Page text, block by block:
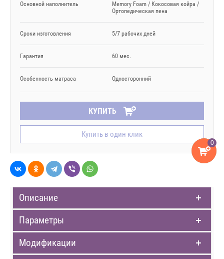
0
Основной наполнитель
Memory Foam / Кокосовая койра /
Ортопедическая пена
Сроки изготовления 5/7 рабочих дней
Гарантия 60 мес.
Особенность матраса Односторонний
КУПИТЬ
Купить в один клик
Описание
Параметры
Модификации